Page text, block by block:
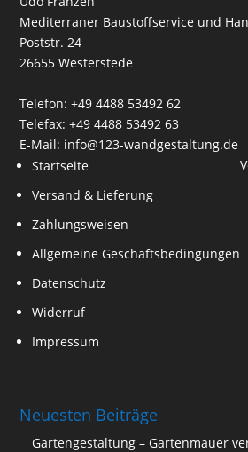
Mediterraner Baustoffservice und
Poststr. 24
26655 Westerstede
Telefon: +49 4488 53492 62
Telefax: +49 4488 53492 63
E-Mail: info@123-wandgestaltung.de
Startseite
Versand & Lieferung
Zahlungsweisen
Allgemeine Geschäftsbedingungen
Datenschutz
Widerruf
Impressum
Neuesten Beiträge
Gartengestaltung – Gartenmauer